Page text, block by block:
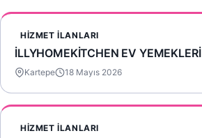
HIZMET İLANLARI
İLLYHOMEKİTCHEN EV YEMEKLERİ
Kartepe 18 Mayıs 2026
HIZMET İLANLARI